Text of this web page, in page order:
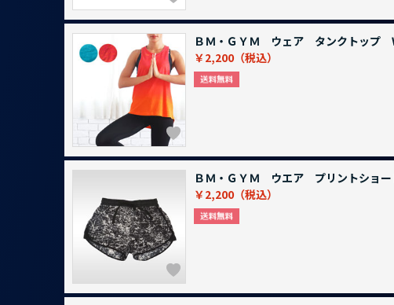
ＢＭ・ＧＹＭ ウェア タンクトップ
￥2,200
ＢＭ・ＧＹＭ ウエア プリントショ
￥2,200